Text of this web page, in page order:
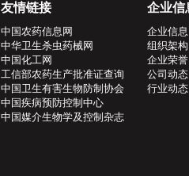
友情链接
中国农药信息网
中华卫生杀虫药械网
中国化工网
工信部农药生产批准证查询
中国卫生有害生物防制协会
中国疾病预防控制中心
中国媒介生物学及控制杂志
企业信
企业信息
组织架构
企业荣誉
公司动态
行业动态